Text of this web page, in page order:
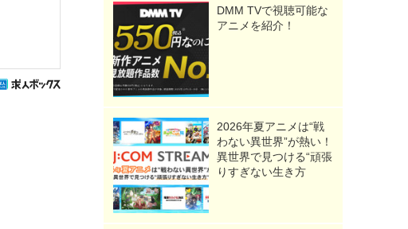
DMM TVで視聴可能な
アニメを紹介！
2026年夏アニメは“戦
わない異世界”が熱い！
異世界で見つける“頑張
りすぎない生き方